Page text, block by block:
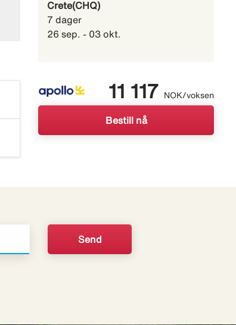
10 975
NOK/voksen
Crete(CHQ)
7 dager
26 sep. - 03 okt.
11 117 NOK/voksen
Bestill nå